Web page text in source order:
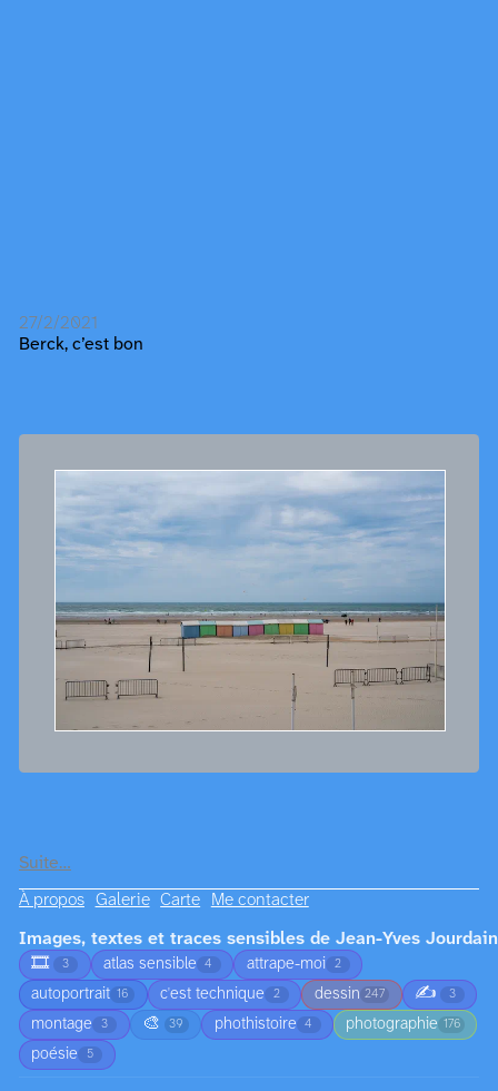
27/2/2021
Berck, c’est bon
Suite…
À propos Galerie Carte Me contacter
Images, textes et traces sensibles de Jean-Yves Jourdain
🎞️
3 atlas sensible 4 attrape-moi 2
autoportrait 16 c'est technique 2 dessin 247 ✍️ 3
montage 3 🎨 39 phothistoire 4 photographie 176
poésie 5